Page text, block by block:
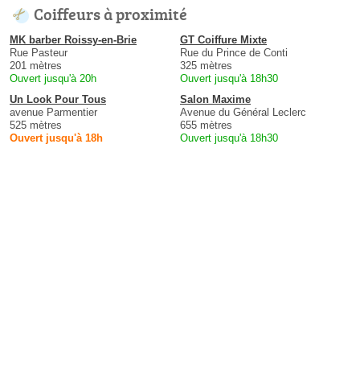
Coiffeurs à proximité
MK barber Roissy-en-Brie
Rue Pasteur
201 mètres
Ouvert jusqu'à 20h
GT Coiffure Mixte
Rue du Prince de Conti
325 mètres
Ouvert jusqu'à 18h30
Un Look Pour Tous
avenue Parmentier
525 mètres
Ouvert jusqu'à 18h
Salon Maxime
Avenue du Général Leclerc
655 mètres
Ouvert jusqu'à 18h30